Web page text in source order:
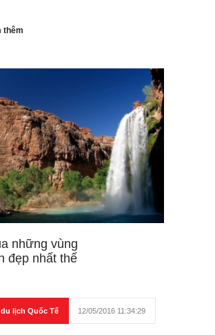
thêm
những vùng
đẹp nhất thế
lịch Quốc Tế 12/05/2016 11:34:29